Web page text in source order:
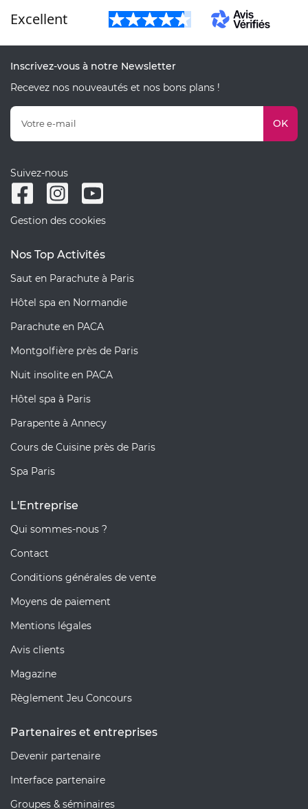
Excellent
Inscrivez-vous à notre Newsletter
Recevez nos nouveautés et nos bons plans !
OK
Suivez-nous
Gestion des cookies
Nos Top Activités
Saut en Parachute à Paris
Hôtel spa en Normandie
Parachute en PACA
Montgolfière près de Paris
Nuit insolite en PACA
Hôtel spa à Paris
Parapente à Annecy
Cours de Cuisine près de Paris
Spa Paris
L'Entreprise
Qui sommes-nous ?
Contact
Conditions générales de vente
Moyens de paiement
Mentions légales
Avis clients
Magazine
Règlement Jeu Concours
Partenaires et entreprises
Devenir partenaire
Interface partenaire
Groupes & séminaires